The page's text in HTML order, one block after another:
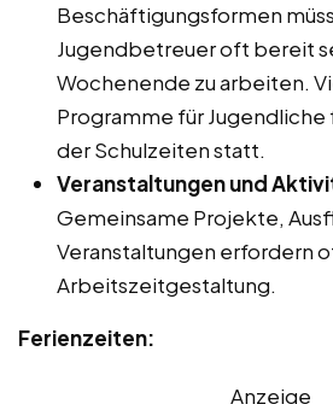
Beschäftigungsformen
Jugendbetreuer oft bereit
Wochenende zu arbeiten.
Programme für Jugendliche
der Schulzeiten statt.
Veranstaltungen und
Gemeinsame Projekte,
Veranstaltungen erfordern
Arbeitszeitgestaltung.
Ferienzeiten:
Anzeige